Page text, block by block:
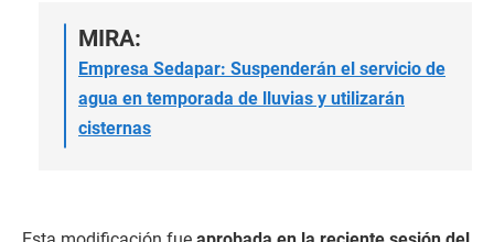
MIRA:
Empresa Sedapar: Suspenderán el servicio de
agua en temporada de lluvias y utilizarán
cisternas